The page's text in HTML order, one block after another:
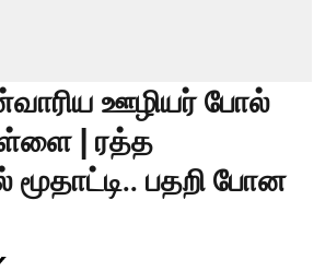
ஊழியர் போல்
| ரத்த
பதறி போன